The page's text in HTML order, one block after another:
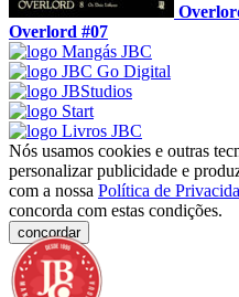
Overlord #07
Nós usamos cookies e outras
personalizar publicidade e
com a nossa Política de
concorda com estas condições.
concordar